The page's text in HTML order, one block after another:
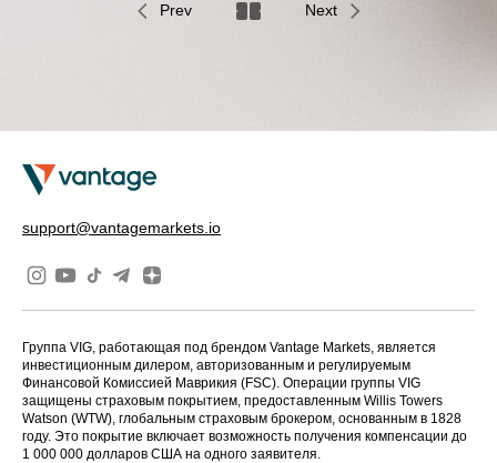
Prev Next
support@vantagemarkets.io
Группа VIG, работающая под брендом Vantage Markets, является
инвестиционным дилером, авторизованным и регулируемым
Финансовой Комиссией Маврикия (FSC). Операции группы VIG
защищены страховым покрытием, предоставленным Willis Towers
Watson (WTW), глобальным страховым брокером, основанным в 1828
году. Это покрытие включает возможность получения компенсации до
1 000 000 долларов США на одного заявителя.